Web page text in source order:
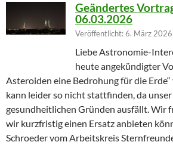
Geändertes
06.03.2026
Veröffentlicht: 6. März 2026
Liebe Astronomie-
heute angekündigter
Asteroiden eine Bedrohung für die
kann leider so nicht stattfinden, da
gesundheitlichen Gründen ausfällt. Wir
wir kurzfristig einen Ersatz anbieten
Schroeder vom Arbeitskreis